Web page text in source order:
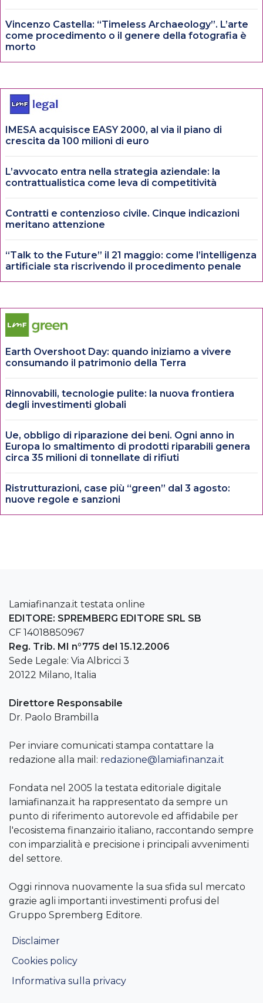
Vincenzo Castella: “Timeless Archaeology”. L’arte
come procedimento o il genere della fotografia è
morto
IMESA acquisisce EASY 2000, al via il piano di
crescita da 100 milioni di euro
L’avvocato entra nella strategia aziendale: la
contrattualistica come leva di competitività
Contratti e contenzioso civile. Cinque indicazioni
meritano attenzione
“Talk to the Future” il 21 maggio: come l’intelligenza
artificiale sta riscrivendo il procedimento penale
Earth Overshoot Day: quando iniziamo a vivere
consumando il patrimonio della Terra
Rinnovabili, tecnologie pulite: la nuova frontiera
degli investimenti globali
Ue, obbligo di riparazione dei beni. Ogni anno in
Europa lo smaltimento di prodotti riparabili genera
circa 35 milioni di tonnellate di rifiuti
Ristrutturazioni, case più “green” dal 3 agosto:
nuove regole e sanzioni
Lamiafinanza.it testata online
EDITORE: SPREMBERG EDITORE SRL SB
CF 14018850967
Reg. Trib. MI n°775 del 15.12.2006
Sede Legale: Via Albricci 3
20122 Milano, Italia
Direttore Responsabile
Dr. Paolo Brambilla
Per inviare comunicati stampa contattare la
redazione alla mail: redazione@lamiafinanza.it
Fondata nel 2005 la testata editoriale digitale
lamiafinanza.it ha rappresentato da sempre un
punto di riferimento autorevole ed affidabile per
l'ecosistema finanzairio italiano, raccontando sempre
con imparzialità e precisione i principali avvenimenti
del settore.
Oggi rinnova nuovamente la sua sfida sul mercato
grazie agli importanti investimenti profusi del
Gruppo Spremberg Editore.
Disclaimer
Cookies policy
Informativa sulla privacy